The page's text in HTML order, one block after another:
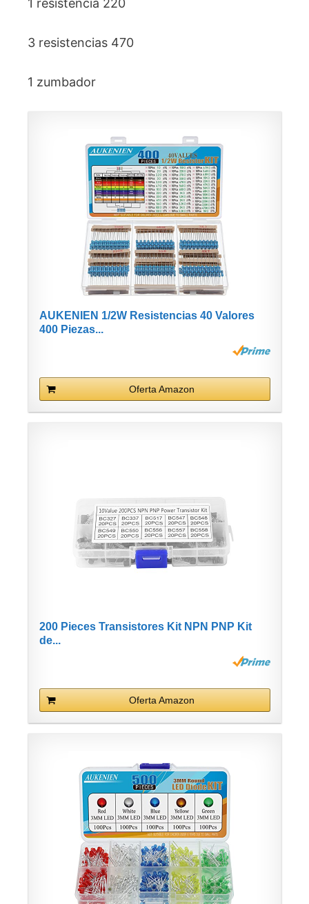
1 resistencia 220
3 resistencias 470
1 zumbador
AUKENIEN 1/2W Resistencias 40 Valores
400 Piezas...
Oferta Amazon
200 Pieces Transistores Kit NPN PNP Kit
de...
Oferta Amazon